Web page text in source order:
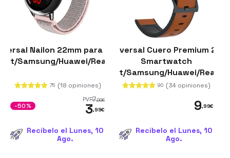
Nailon 22mm para Smartwatch
Samsung/Huawei/Realme/Ticwatch
75 (18 opiniones)
PVR7,99€
3,99€
-50%
Recíbelo el Lunes, 10
Ago.
Correa Universal Cuero Premium
Smartwatch
Xiaomi/Amazfit/Samsung/Huawei/
90 (34 opiniones)
9,99€
Recíbelo el Lunes, 10
Ago.
Correa
Xiaomi/